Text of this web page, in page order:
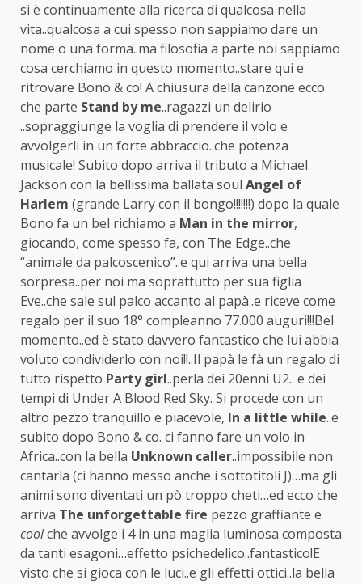
si è continuamente alla ricerca di qualcosa nella
vita..qualcosa a cui spesso non sappiamo dare un
nome o una forma..ma filosofia a parte noi sappiamo
cosa cerchiamo in questo momento..stare qui e
ritrovare Bono & co! A chiusura della canzone ecco
che parte Stand by me..ragazzi un delirio
..sopraggiunge la voglia di prendere il volo e
avvolgerli in un forte abbraccio..che potenza
musicale! Subito dopo arriva il tributo a Michael
Jackson con la bellissima ballata soul Angel of
Harlem (grande Larry con il bongo!!!!!!!) dopo la quale
Bono fa un bel richiamo a Man in the mirror,
giocando, come spesso fa, con The Edge..che
“animale da palcoscenico”..e qui arriva una bella
sorpresa..per noi ma soprattutto per sua figlia
Eve..che sale sul palco accanto al papà..e riceve come
regalo per il suo 18° compleanno 77.000 auguri!!!Bel
momento..ed è stato davvero fantastico che lui abbia
voluto condividerlo con noi!!..Il papà le fà un regalo di
tutto rispetto Party girl..perla dei 20enni U2.. e dei
tempi di Under A Blood Red Sky. Si procede con un
altro pezzo tranquillo e piacevole, In a little while..e
subito dopo Bono & co. ci fanno fare un volo in
Africa..con la bella Unknown caller..impossibile non
cantarla (ci hanno messo anche i sottotitoli J)…ma gli
animi sono diventati un pò troppo cheti…ed ecco che
arriva The unforgettable fire pezzo graffiante e
coolche avvolge i 4 in una maglia luminosa composta
da tanti esagoni…effetto psichedelico..fantastico!E
visto che si gioca con le luci..e gli effetti ottici..la bella